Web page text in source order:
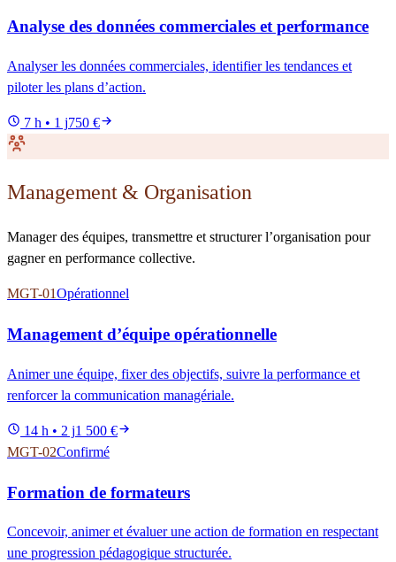
Analyse des données commerciales et performance
Analyser les données commerciales, identifier les tendances et
piloter les plans d’action.
7 h • 1 j750 €
Management & Organisation
Manager des équipes, transmettre et structurer l’organisation pour
gagner en performance collective.
MGT-01Opérationnel
Management d’équipe opérationnelle
Animer une équipe, fixer des objectifs, suivre la performance et
renforcer la communication managériale.
14 h • 2 j1 500 €
MGT-02Confirmé
Formation de formateurs
Concevoir, animer et évaluer une action de formation en respectant
une progression pédagogique structurée.